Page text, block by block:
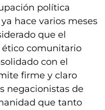
política
hace varios meses
que el
comunitario
con el
firme y claro
negacionistas de
que tanto